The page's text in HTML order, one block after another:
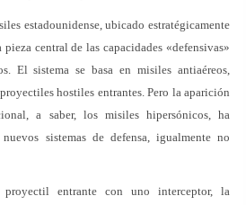
estadounidense, ubicado estratégicamente
central de las capacidades «defensivas»
El sistema se basa en misiles antiaéreos,
hostiles entrantes. Pero la aparición
a saber, los misiles hipersónicos, ha
sistemas de defensa, igualmente no
entrante con uno interceptor, la